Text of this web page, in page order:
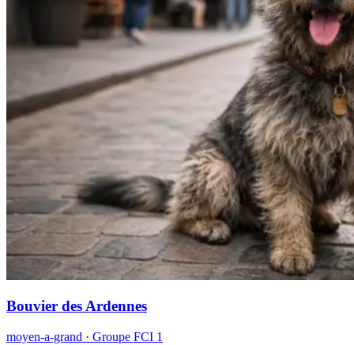
Bouvier des Ardennes
moyen-a-grand · Groupe FCI 1